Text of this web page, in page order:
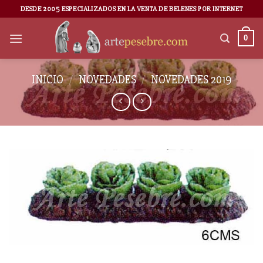
DESDE 2005 ESPECIALIZADOS EN LA VENTA DE BELENES POR INTERNET
0
INICIO / NOVEDADES / NOVEDADES 2019